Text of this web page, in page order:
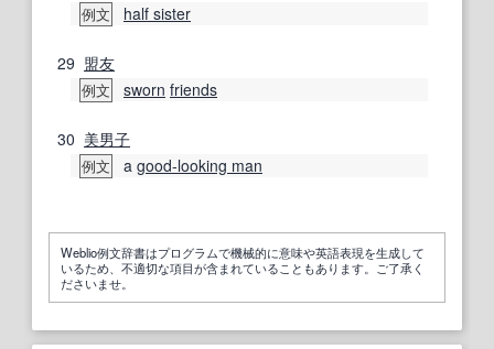
例文 half sister
29 盟友
例文 sworn friends
30 美男子
例文 a good-looking man
Weblio例文辞書はプログラムで機械的に意味や英語表現を生成して
いるため、不適切な項目が含まれていることもあります。ご了承く
ださいませ。